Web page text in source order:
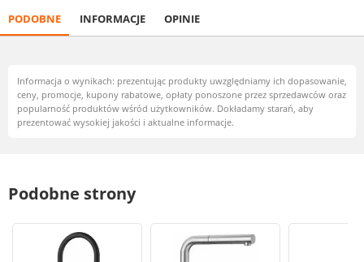
PODOBNE INFORMACJE OPINIE
Informacja o wynikach: prezentując produkty uwzględniamy ich dopasowanie,
ceny, promocje, kupony rabatowe, opłaty ponoszone przez sprzedawców oraz
popularność produktów wśród użytkowników. Dokładamy starań, aby
prezentować wysokiej jakości i aktualne informacje.
Podobne strony